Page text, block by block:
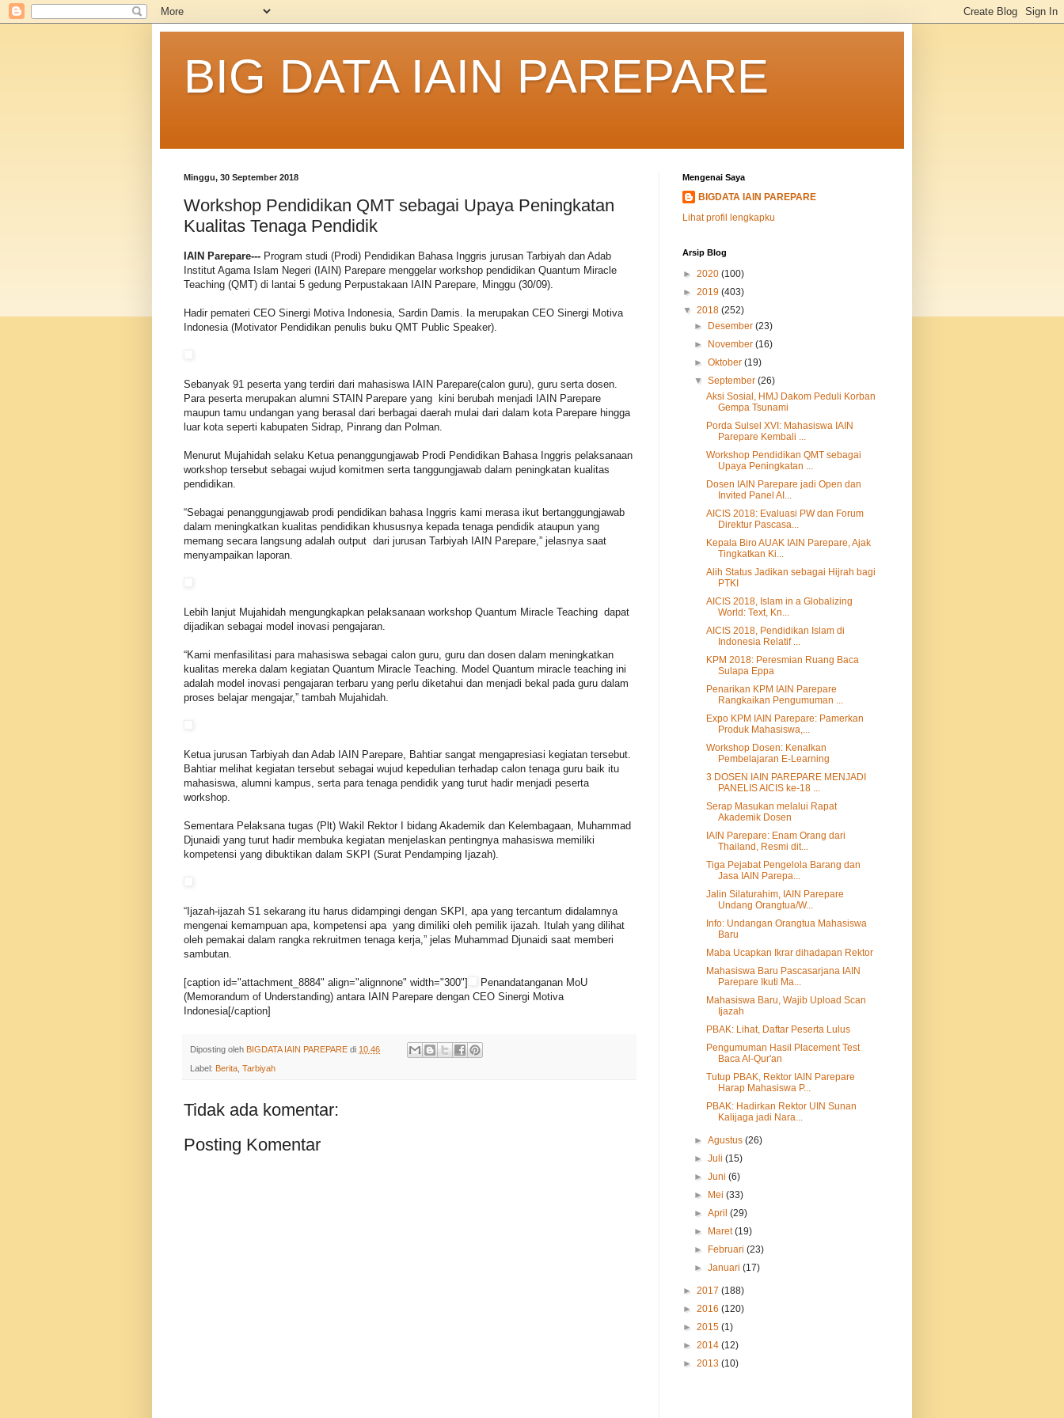
BIG DATA IAIN PAREPARE
Minggu, 30 September 2018
Workshop Pendidikan QMT sebagai Upaya Peningkatan
Kualitas Tenaga Pendidik
IAIN Parepare--- Program studi (Prodi) Pendidikan Bahasa Inggris jurusan Tarbiyah dan Adab
Institut Agama Islam Negeri (IAIN) Parepare menggelar workshop pendidikan Quantum Miracle
Teaching (QMT) di lantai 5 gedung Perpustakaan IAIN Parepare, Minggu (30/09).
Hadir pemateri CEO Sinergi Motiva Indonesia, Sardin Damis. Ia merupakan CEO Sinergi Motiva
Indonesia (Motivator Pendidikan penulis buku QMT Public Speaker).
Sebanyak 91 peserta yang terdiri dari mahasiswa IAIN Parepare(calon guru), guru serta dosen.
Para peserta merupakan alumni STAIN Parepare yang kini berubah menjadi IAIN Parepare
maupun tamu undangan yang berasal dari berbagai daerah mulai dari dalam kota Parepare hingga
luar kota seperti kabupaten Sidrap, Pinrang dan Polman.
Menurut Mujahidah selaku Ketua penanggungjawab Prodi Pendidikan Bahasa Inggris pelaksanaan
workshop tersebut sebagai wujud komitmen serta tanggungjawab dalam peningkatan kualitas
pendidikan.
“Sebagai penanggungjawab prodi pendidikan bahasa Inggris kami merasa ikut bertanggungjawab
dalam meningkatkan kualitas pendidikan khususnya kepada tenaga pendidik ataupun yang
memang secara langsung adalah output dari jurusan Tarbiyah IAIN Parepare,” jelasnya saat
menyampaikan laporan.
Lebih lanjut Mujahidah mengungkapkan pelaksanaan workshop Quantum Miracle Teaching dapat
dijadikan sebagai model inovasi pengajaran.
“Kami menfasilitasi para mahasiswa sebagai calon guru, guru dan dosen dalam meningkatkan
kualitas mereka dalam kegiatan Quantum Miracle Teaching. Model Quantum miracle teaching ini
adalah model inovasi pengajaran terbaru yang perlu diketahui dan menjadi bekal pada guru dalam
proses belajar mengajar,” tambah Mujahidah.
Ketua jurusan Tarbiyah dan Adab IAIN Parepare, Bahtiar sangat mengapresiasi kegiatan tersebut.
Bahtiar melihat kegiatan tersebut sebagai wujud kepedulian terhadap calon tenaga guru baik itu
mahasiswa, alumni kampus, serta para tenaga pendidik yang turut hadir menjadi peserta
workshop.
Sementara Pelaksana tugas (Plt) Wakil Rektor I bidang Akademik dan Kelembagaan, Muhammad
Djunaidi yang turut hadir membuka kegiatan menjelaskan pentingnya mahasiswa memiliki
kompetensi yang dibuktikan dalam SKPI (Surat Pendamping Ijazah).
“Ijazah-ijazah S1 sekarang itu harus didampingi dengan SKPI, apa yang tercantum didalamnya
mengenai kemampuan apa, kompetensi apa yang dimiliki oleh pemilik ijazah. Itulah yang dilihat
oleh pemakai dalam rangka rekruitmen tenaga kerja,” jelas Muhammad Djunaidi saat memberi
sambutan.
[caption id="attachment_8884" align="alignnone" width="300"]
Penandatanganan MoU
(Memorandum of Understanding) antara IAIN Parepare dengan CEO Sinergi Motiva
Indonesia[/caption]
Diposting oleh BIGDATA IAIN PAREPARE di 10.46
Label: Berita Tarbiyah
Tidak ada komentar:
Posting Komentar
Mengenai Saya
BIGDATA IAIN PAREPARE
Lihat profil lengkapku
Arsip Blog
► 2020 (100)
► 2019 (403)
▼ 2018 (252)
►
Desember(23)
►
November(16)
►Oktober(19)
▼September(26)
Aksi Sosial, HMJ Dakom Peduli Korban
Gempa Tsunami
Porda Sulsel XVI: Mahasiswa IAIN
Parepare Kembali ...
Workshop Pendidikan QMT sebagai
Upaya Peningkatan ...
Dosen IAIN Parepare jadi Open dan
Invited Panel AI...
AICIS 2018: Evaluasi PW dan Forum
Direktur Pascasa...
Kepala Biro AUAK IAIN Parepare, Ajak
Tingkatkan Ki...
Alih Status Jadikan sebagai Hijrah bagi
PTKI
AICIS 2018, Islam in a Globalizing
World: Text, Kn...
AICIS 2018, Pendidikan Islam di
Indonesia Relatif ...
KPM 2018: Peresmian Ruang Baca
Sulapa Eppa
Penarikan KPM IAIN Parepare
Rangkaikan Pengumuman ...
Expo KPM IAIN Parepare: Pamerkan
Produk Mahasiswa,...
Workshop Dosen: Kenalkan
Pembelajaran E-Learning
3 DOSEN IAIN PAREPARE MENJADI
PANELIS AICIS ke-18 ...
Serap Masukan melalui Rapat
Akademik Dosen
IAIN Parepare: Enam Orang dari
Thailand, Resmi dit...
Tiga Pejabat Pengelola Barang dan
Jasa IAIN Parepa...
Jalin Silaturahim, IAIN Parepare
Undang Orangtua/W...
Info: Undangan Orangtua Mahasiswa
Baru
Maba Ucapkan Ikrar dihadapan Rektor
Mahasiswa Baru Pascasarjana IAIN
Parepare Ikuti Ma...
Mahasiswa Baru, Wajib Upload Scan
Ijazah
PBAK: Lihat, Daftar Peserta Lulus
Pengumuman Hasil Placement Test
Baca Al-Qur'an
Tutup PBAK, Rektor IAIN Parepare
Harap Mahasiswa P...
PBAK: Hadirkan Rektor UIN Sunan
Kalijaga jadi Nara...
►Agustus(26)
►Juli(15)
►Juni(6)
►
Mei(33)
►April(29)
►
Maret(19)
►
Februari(23)
►Januari(17)
► 2017 (188)
► 2016 (120)
► 2015 (1)
► 2014 (12)
► 2013 (10)